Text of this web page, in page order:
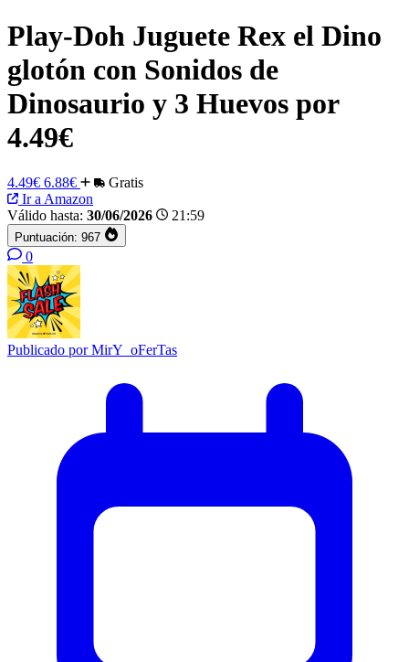
Play-Doh Juguete Rex el Dino
glotón con Sonidos de
Dinosaurio y 3 Huevos por
4.49€
4.49€ 6.88€
Gratis
Ir a Amazon
Válido hasta: 30/06/2026 21:59
Puntuación: 967
0
Publicado porMirY_oFerTas